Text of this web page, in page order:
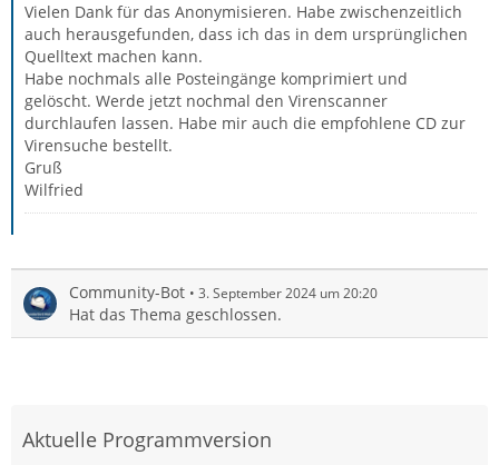
Vielen Dank für das Anonymisieren. Habe zwischenzeitlich
auch herausgefunden, dass ich das in dem ursprünglichen
Quelltext machen kann.
Habe nochmals alle Posteingänge komprimiert und
gelöscht. Werde jetzt nochmal den Virenscanner
durchlaufen lassen. Habe mir auch die empfohlene CD zur
Virensuche bestellt.
Gruß
Wilfried
Community-Bot 3. September 2024 um 20:20
Hat das Thema geschlossen.
Aktuelle Programmversion